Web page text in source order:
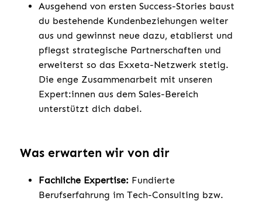
Ausgehend von ersten Success-Stories baust
du bestehende Kundenbeziehungen weiter
aus und gewinnst neue dazu, etablierst und
pflegst strategische Partnerschaften und
erweiterst so das Exxeta-Netzwerk stetig.
Die enge Zusammenarbeit mit unseren
Expert:innen aus dem Sales-Bereich
unterstützt dich dabei.
Was erwarten wir von dir
Fachliche Expertise: Fundierte
Berufserfahrung im Tech-Consulting bzw.